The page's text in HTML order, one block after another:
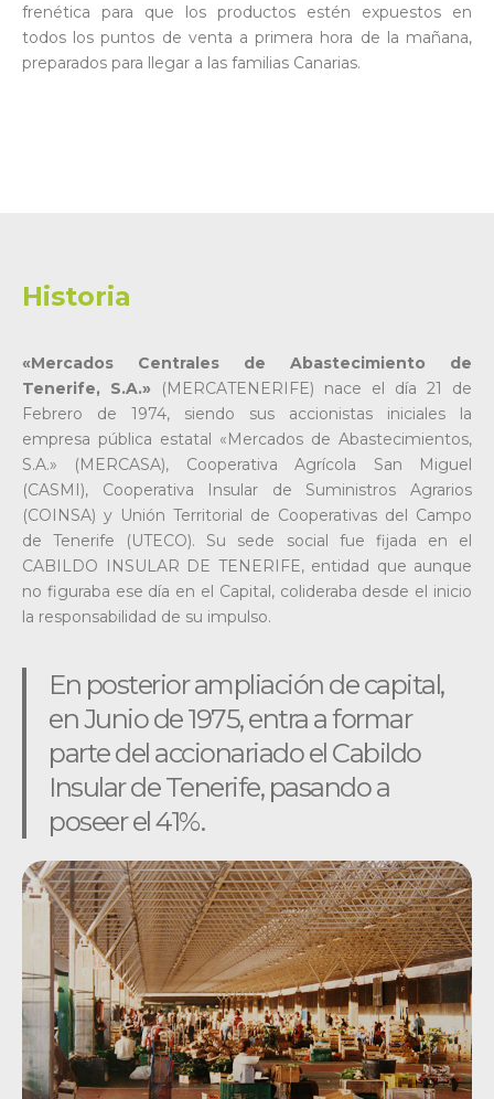
frenética para que los productos estén expuestos en
todos los puntos de venta a primera hora de la mañana,
preparados para llegar a las familias Canarias.
Historia
«Mercados Centrales de Abastecimiento de
Tenerife, S.A.» (MERCATENERIFE) nace el día 21 de
Febrero de 1974, siendo sus accionistas iniciales la
empresa pública estatal «Mercados de Abastecimientos,
S.A.» (MERCASA), Cooperativa Agrícola San Miguel
(CASMI), Cooperativa Insular de Suministros Agrarios
(COINSA) y Unión Territorial de Cooperativas del Campo
de Tenerife (UTECO). Su sede social fue fijada en el
CABILDO INSULAR DE TENERIFE, entidad que aunque
no figuraba ese día en el Capital, colideraba desde el inicio
la responsabilidad de su impulso.
En posterior ampliación de capital,
en Junio de 1975, entra a formar
parte del accionariado el Cabildo
Insular de Tenerife, pasando a
poseer el 41%.